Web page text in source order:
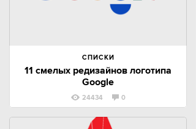
СПИСКИ
11 смелых редизайнов логотипа
Google
24434 0